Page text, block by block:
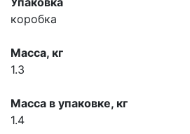
коробка
Масса, кг
1.3
Масса в упаковке, кг
1.4